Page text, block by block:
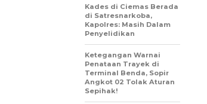
Kades di Ciemas Berada
di Satresnarkoba,
Kapolres: Masih Dalam
Penyelidikan
Ketegangan Warnai
Penataan Trayek di
Terminal Benda, Sopir
Angkot 02 Tolak Aturan
Sepihak!